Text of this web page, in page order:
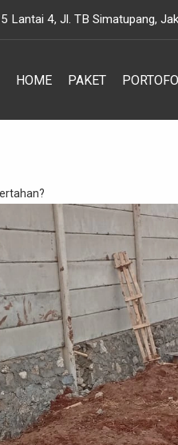
Lantai 4, Jl. TB Simatupang,
HOME PAKET